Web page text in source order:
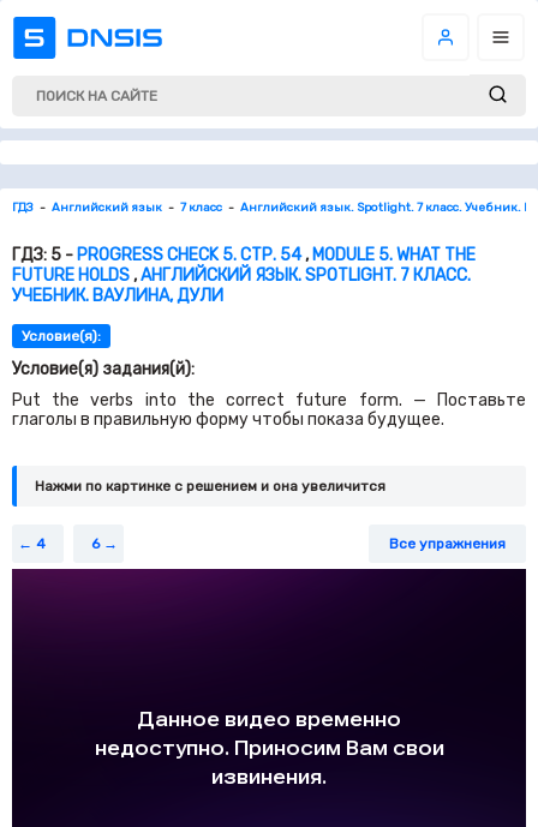
ГДЗ Английский язык 7 класс Английский язык. Spotlight. 7 класс. Учебник.
ГДЗ: 5 - PROGRESS CHECK 5. СТР. 54, MODULE 5. WHAT THE
FUTURE HOLDS,АНГЛИЙСКИЙ ЯЗЫК. SPOTLIGHT. 7 КЛАСС.
УЧЕБНИК. ВАУЛИНА, ДУЛИ
Условие(я):
Условие(я) задания(й):
Put the verbs into the correct future form. — Поставьте
глаголы в правильную форму чтобы показа будущее.
Нажми по картинке c решением и она увеличится
4 6 Все упражнения